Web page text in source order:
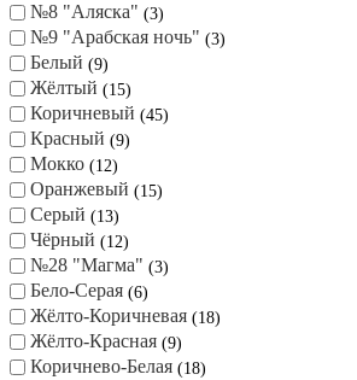
№8 "Аляска" 3
№9 "Арабская ночь" 3
Белый 9
Жёлтый 15
Коричневый 45
Красный 9
Мокко 12
Оранжевый 15
Серый 13
Чёрный 12
№28 "Магма" 3
Бело-Серая 6
Жёлто-Коричневая 18
Жёлто-Красная 9
Коричнево-Белая 18